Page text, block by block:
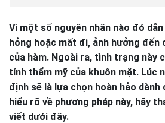
Vì một số nguyên nhân nào đó
hỏng hoặc mất đi, ảnh hưởng đến
của hàm. Ngoài ra, tình trạng này
tính thẩm mỹ của khuôn mặt. Lúc
định sẽ là lựa chọn hoàn hảo dành
hiểu rõ về phương pháp này, hãy
viết dưới đây.